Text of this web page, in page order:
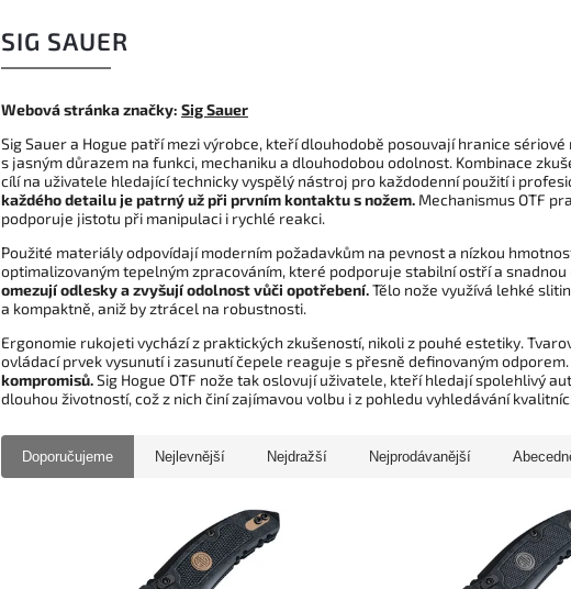
SIG SAUER
Webová stránka značky: Sig Sauer
Sig Sauer a Hogue patří mezi výrobce, kteří dlouhodobě posouvají hranice
s jasným důrazem na funkci, mechaniku a dlouhodobou odolnost. Kombinace
cílí na uživatele hledající technicky vyspělý nástroj pro každodenní použití i
každého detailu je patrný už při prvním kontaktu s nožem. Mechanismus OTF
podporuje jistotu při manipulaci i rychlé reakci.
Použité materiály odpovídají moderním požadavkům na pevnost a nízkou
optimalizovaným tepelným zpracováním, které podporuje stabilní ostří a snadnou
omezují odlesky a zvyšují odolnost vůči opotřebení.Tělo nože využívá lehké
a kompaktně, aniž by ztrácel na robustnosti.
Ergonomie rukojeti vychází z praktických zkušeností, nikoli z pouhé estetiky.
ovládací prvek vysunutí i zasunutí čepele reaguje s přesně definovaným odporem.
kompromisů.Sig Hogue OTF nože tak oslovují uživatele, kteří hledají spolehlivý
dlouhou životností, což z nich činí zajímavou volbu i z pohledu vyhledávání
Doporučujeme Nejlevnější Nejdražší Nejprodávanější